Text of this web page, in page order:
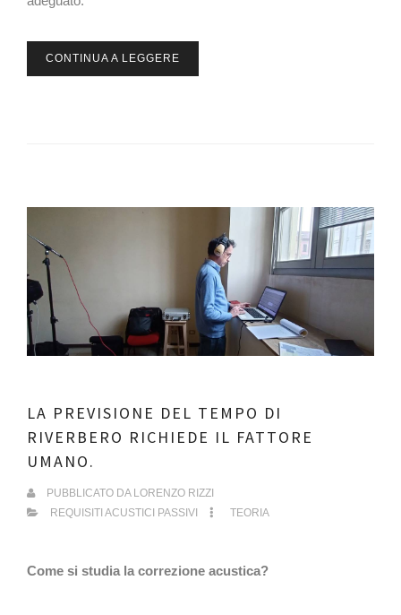
CONTINUA A LEGGERE
LA PREVISIONE DEL TEMPO DI
RIVERBERO RICHIEDE IL FATTORE
UMANO.
PUBBLICATO DA LORENZO RIZZI
REQUISITI ACUSTICI PASSIVI
TEORIA
Come si studia la correzione acustica?